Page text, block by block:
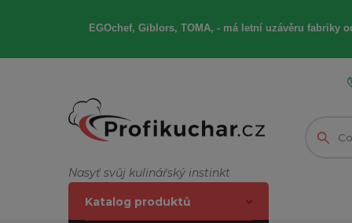
EGOchef, Giblors, TOMA, -má letní uzávěru fabriky
Nasyť svůj kulinářský instinkt
Katalog produktů